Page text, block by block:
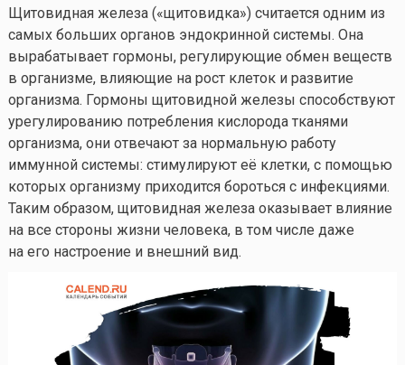
Щитовидная железа («щитовидка») считается одним из
самых больших органов эндокринной системы. Она
вырабатывает гормоны, регулирующие обмен веществ
в организме, влияющие на рост клеток и развитие
организма. Гормоны щитовидной железы способствуют
урегулированию потребления кислорода тканями
организма, они отвечают за нормальную работу
иммунной системы: стимулируют её клетки, с помощью
которых организму приходится бороться с инфекциями.
Таким образом, щитовидная железа оказывает влияние
на все стороны жизни человека, в том числе даже
на его настроение и внешний вид.